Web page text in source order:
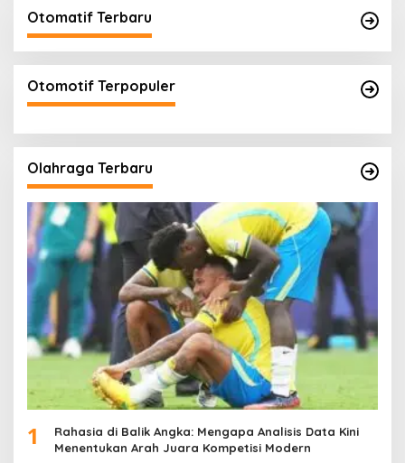
Otomatif Terbaru
Otomotif Terpopuler
Olahraga Terbaru
1
Rahasia di Balik Angka: Mengapa Analisis Data Kini
Menentukan Arah Juara Kompetisi Modern